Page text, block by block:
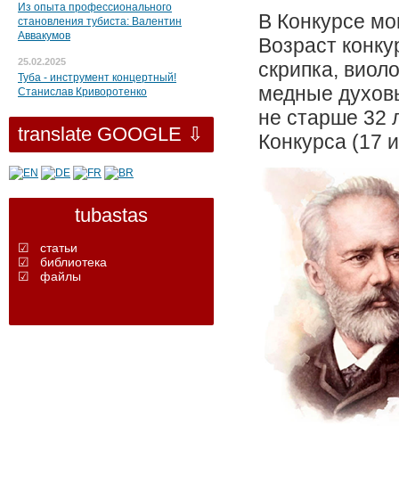
Из опыта профессионального
становления тубиста: Валентин
Аввакумов
25.02.2025
Туба - инструмент концертный!
Станислав Криворотенко
translate GOOGLE ⇩
tubastas
☑ статьи
☑ библиотека
☑ файлы
В Конкурсе
Возраст
скрипка,
медные
не старше 32
Конкурса (17